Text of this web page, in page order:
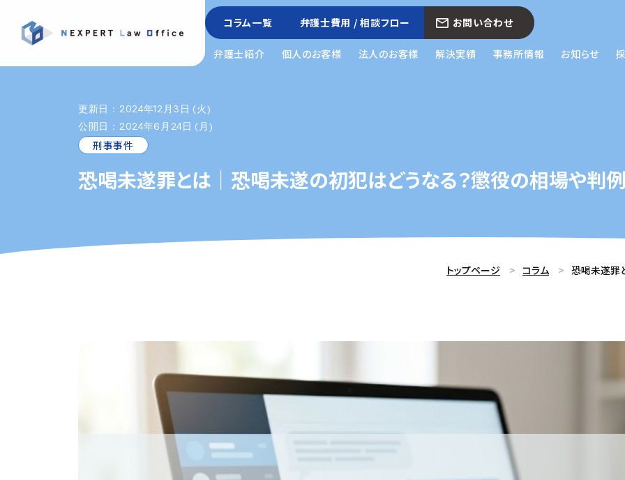
コラム一覧 弁護士費用 / 相談フロー お問い合わせ
弁護士紹介 個人のお客様 法人のお客様 解決実績 事務所情報 お知らせ
更新日：2024年12月3日 (火)
公開日：2024年6月24日 (月)
刑事事件
恐喝未遂罪とは｜恐喝未遂の初犯はどうなる？懲役の相場や判例
トップページ コラム 恐喝未遂罪